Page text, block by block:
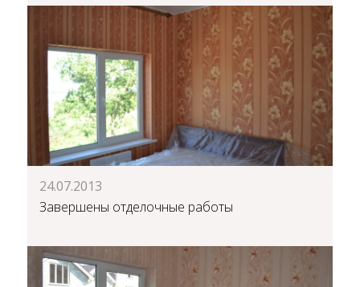
24.07.2013
Завершены отделочные работы